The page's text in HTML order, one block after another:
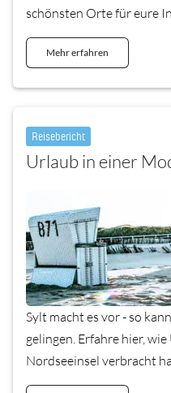
schönsten Orte für eure
Mehr erfahren
Reisebericht
Urlaub in einer
Sylt macht es vor - so
gelingen. Erfahre hier,
Nordseeinsel verbracht